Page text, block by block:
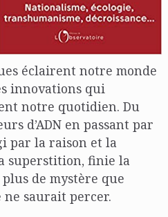
éclairent notre monde
innovations qui
notre quotidien. Du
d’ADN en passant par
par la raison et la
superstition, finie la
de mystère que
saurait percer.